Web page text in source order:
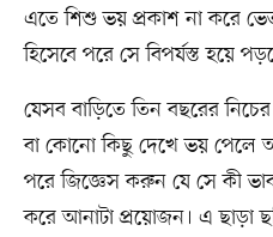
এতে শিশু ভয় প্রকাশ না করে
হিসেবে পরে সে বিপর্যস্ত হয়ে
যেসব বাড়িতে তিন বছরের
বা কোনো কিছু দেখে ভয় পেলে
পরে জিজ্ঞেস করুন যে সে কী
করে আনাটা প্রয়োজন। এ ছাড়া